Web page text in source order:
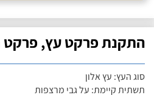
התקנת פרקט עץ, פרקט
סוג העץ: עץ אלון
תשתית קיימת: על גבי מרצפות